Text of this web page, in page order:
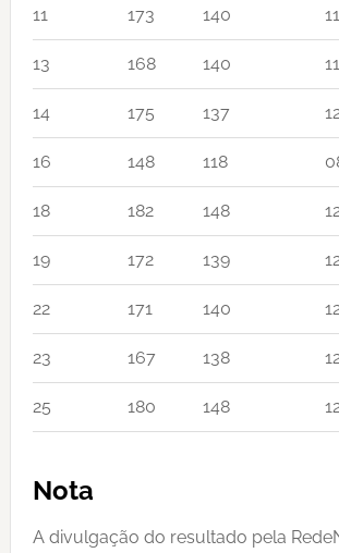
11 173 140
13 168 140
14 175 137
16 148 118
18 182 148
19 172 139
22 171 140
23 167 138
25 180 148
Nota
A divulgação do resultado pela